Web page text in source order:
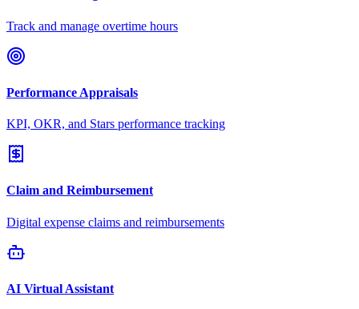
Track and manage overtime hours
Performance Appraisals
KPI, OKR, and Stars performance tracking
Claim and Reimbursement
Digital expense claims and reimbursements
AI Virtual Assistant